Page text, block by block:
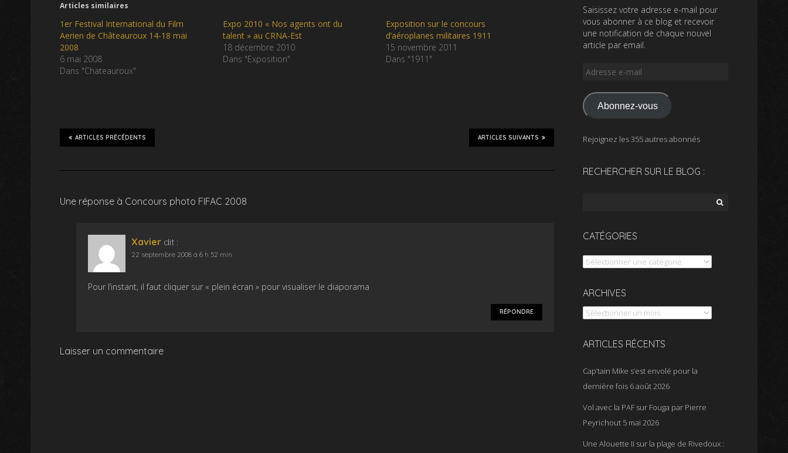
Articles similaires
1er Festival International du Film
Aerien de Châteauroux 14-18 mai
2008
6 mai 2008
Dans "Chateauroux"
Expo 2010 « Nos agents ont du
talent » au CRNA-Est
18 décembre 2010
Dans "Exposition"
Exposition sur le concours
d’aéroplanes militaires 1911
15 novembre 2011
Dans "1911"
ARTICLES SUIVANTS
ARTICLES PRÉCÉDENTS
Une réponse à Concours photo FIFAC 2008
Xavier dit :
22 septembre 2008 à 6 h 52 min
Pour l’instant, il faut cliquer sur « plein écran » pour visualiser le diaporama
RÉPONDRE
Laisser un commentaire
Saisissez votre adresse e-mail pour
vous abonner à ce blog et recevoir
une notification de chaque nouvel
article par email.
Adresse
mail
Abonnez-vous
Rejoignez les 355 autres abonnés
RECHERCHER SUR LE BLOG :
CATÉGORIES
Catégories
ARCHIVES
Archives
ARTICLES RÉCENTS
Cap’tain Mike s’est envolé pour la
dernière fois 6 août 2026
Vol avec la PAF sur Fouga par Pierre
Peyrichout 5 mai 2026
Une Alouette II sur la plage de Rivedoux :